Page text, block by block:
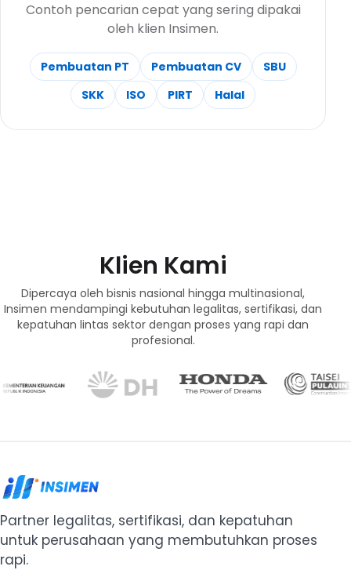
Contoh pencarian cepat yang sering dipakai
oleh klien Insimen.
Pembuatan PT Pembuatan CV
SBU
SKK
ISO PIRT Halal
Klien Kami
Dipercaya oleh bisnis nasional hingga multinasional,
Insimen mendampingi kebutuhan legalitas, sertifikasi, dan
kepatuhan lintas sektor dengan proses yang rapi dan
profesional.
Partner legalitas, sertifikasi, dan kepatuhan
untuk perusahaan yang membutuhkan proses
rapi.